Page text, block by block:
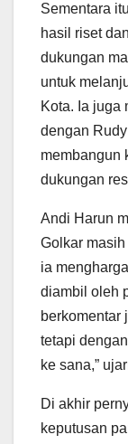
Sementara
hasil riset
dukungan
untuk
Kota. Ia juga
dengan
membangun
dukungan
Andi Harun
Golkar
ia
diambil oleh
berkomentar
tetapi
ke sana,”
Di akhir
keputusan